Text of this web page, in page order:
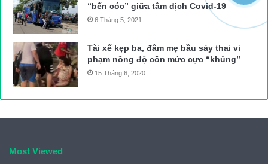
“bến cóc” giữa tâm dịch Covid-19
6 Tháng 5, 2021
Tài xế kẹp ba, đâm mẹ bầu sảy thai vi
phạm nồng độ cồn mức cực “khủng”
15 Tháng 6, 2020
Most Viewed